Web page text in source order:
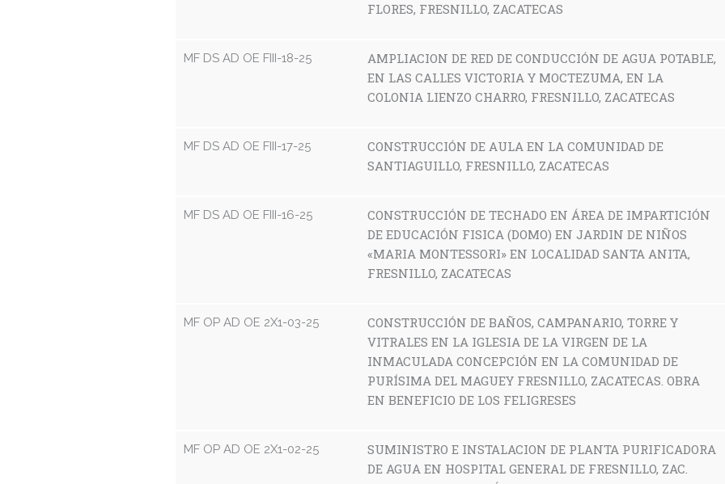
FLORES, FRESNILLO, ZACATECAS
MF DS AD OE FIII-18-25
AMPLIACION DE RED DE CONDUCCIÓN DE AGUA POTABLE,
EN LAS CALLES VICTORIA Y MOCTEZUMA, EN LA
COLONIA LIENZO CHARRO, FRESNILLO, ZACATECAS
MF DS AD OE FIII-17-25
CONSTRUCCIÓN DE AULA EN LA COMUNIDAD DE
SANTIAGUILLO, FRESNILLO, ZACATECAS
MF DS AD OE FIII-16-25
CONSTRUCCIÓN DE TECHADO EN ÁREA DE IMPARTICIÓN
DE EDUCACIÓN FISICA (DOMO) EN JARDIN DE NIÑOS
«MARIA MONTESSORI» EN LOCALIDAD SANTA ANITA,
FRESNILLO, ZACATECAS
MF OP AD OE 2X1-03-25
CONSTRUCCIÓN DE BAÑOS, CAMPANARIO, TORRE Y
VITRALES EN LA IGLESIA DE LA VIRGEN DE LA
INMACULADA CONCEPCIÓN EN LA COMUNIDAD DE
PURÍSIMA DEL MAGUEY FRESNILLO, ZACATECAS. OBRA
EN BENEFICIO DE LOS FELIGRESES
MF OP AD OE 2X1-02-25
SUMINISTRO E INSTALACION DE PLANTA PURIFICADORA
DE AGUA EN HOSPITAL GENERAL DE FRESNILLO, ZAC.